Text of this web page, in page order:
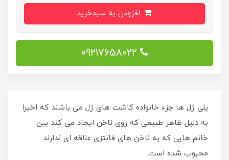
09217658022
پلی ژل ها جزء خانواده کاشت های ژل می باشند که اخیرا
به دلیل ظاهر طبیعی که روی ناخن ایجاد می کند بین
خانم هایی که به ناخن های فانتزی علاقه ای ندارند
محبوب شده است.